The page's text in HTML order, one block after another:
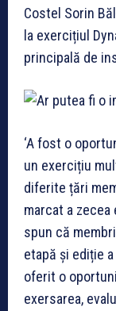
Costel Sorin
la exercițiul
principală de
‘A fost o
un exercițiu
diferite țări
marcat a
spun că
etapă și ediție
oferit o
exersarea,